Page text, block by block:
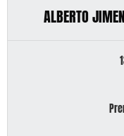
ALBERTO